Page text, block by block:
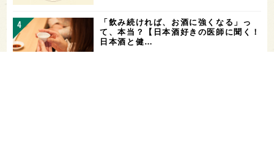
「飲み続ければ、お酒に強くなる」っ
て、本当？【日本酒好きの医師に聞く！
日本酒と健…